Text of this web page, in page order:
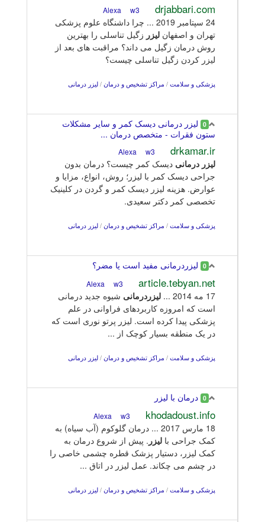
drjabbari.com
w3
24 سپتامبر 2019 ... چرا داشنگاه علوم پزشکی
تهران و اصفهان لیزر زگیل تناسلی را بهترین
روش درمان زگیل می داند؟ مراقبت های بعد از
لیزر کردن زگیل تناسلی چیست؟
پزشکی و سلامت / مراکز تشخیص و درمان / لیزر درمانی
0 لیزر درمانی دیسک کمر و سایر مشکلات
ستون فقرات - متخصص درمان ...
drkamar.ir
w3
لیزر درمانی دیسک کمر چیست؟ درمان بدون
جراحی دیسک کمر با لیزر؛ روش، انواع، مزایا و
عوارض. هزینه لیزر دیسک کمر و گردن در کلینیک
تخصصی کمر دکتر سعیدی.
پزشکی و سلامت / مراکز تشخیص و درمان / لیزر درمانی
0 لیزردرمانی مفید است یا مضر؟
article.tebyan.net
w3
17 مه 2014 ... لیزر درمانی شیوه جدید درمانی
است که امروزه کاربردهای فراوانی در علم
پزشکی پیدا کرده است. لیزر پرتو نوری است که
در یک منطقه بسیار کوچک از ...
پزشکی و سلامت / مراکز تشخیص و درمان / لیزر درمانی
0 درمان با ليزر
khodadoust.info
w3
18 مارس 2017 ... درمان گلوکوم (آب سیاه) به
کمک جراحی با لیزر . پیش از شروع درمان به
کمک لیزر، دستیار پزشک قطره چشمی خاصی را
در چشم می چکاند. عمل لیزر در اتاق ...
پزشکی و سلامت / مراکز تشخیص و درمان / لیزر درمانی